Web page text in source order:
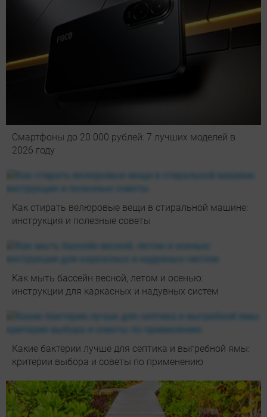
Смартфоны до 20 000 рублей: 7 лучших моделей в
2026 году
Как стирать велюровые вещи в стиральной машине:
инструкция и полезные советы
Как мыть бассейн весной, летом и осенью:
инструкции для каркасных и надувных систем
Какие бактерии лучше для септика и выгребной ямы:
критерии выбора и советы по применению